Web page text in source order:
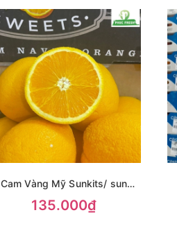
Cam Vàng Mỹ Sunkits/ sun
135.000₫